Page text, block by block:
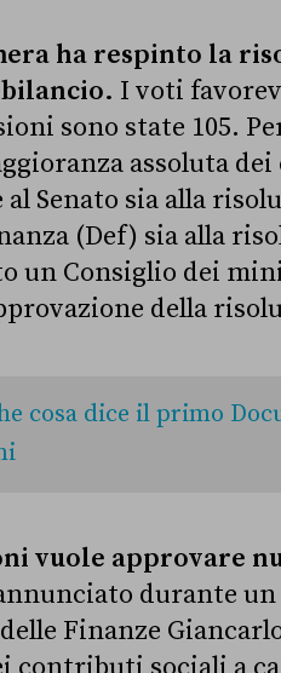
ha respinto la
I voti
sono state 105.
assoluta
Senato sia alla
(Def) siaalla
un Consiglio dei
della
cosa dice il primo
vuole approvare
durante
delle Finanze